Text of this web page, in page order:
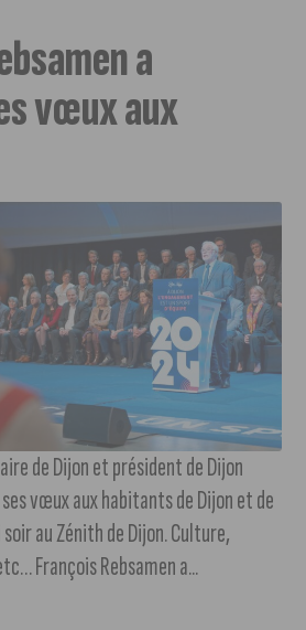
a
vœux aux
de Dijon et président de Dijon
vœux aux habitants de Dijon et de
au Zénith de Dijon. Culture,
François Rebsamen a...